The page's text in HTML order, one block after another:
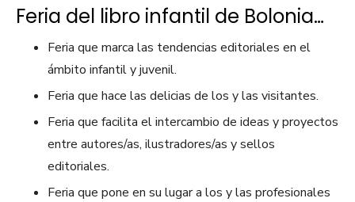
Feria del libro infantil de Bolonia…
Feria que marca las tendencias editoriales en el
ámbito infantil y juvenil.
Feria que hace las delicias de los y las visitantes.
Feria que facilita el intercambio de ideas y proyectos
entre autores/as, ilustradores/as y sellos
editoriales.
Feria que pone en su lugar a los y las profesionales